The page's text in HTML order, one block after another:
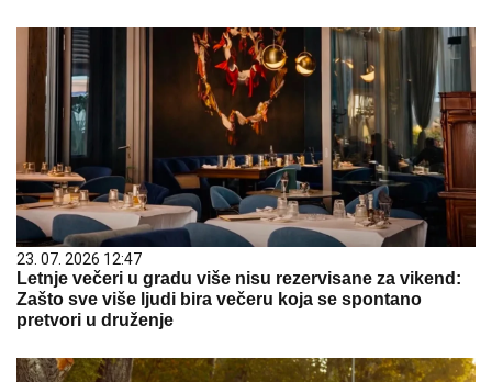
23. 07. 2026 12:47
Letnje večeri u gradu više nisu rezervisane za vikend:
Zašto sve više ljudi bira večeru koja se spontano
pretvori u druženje